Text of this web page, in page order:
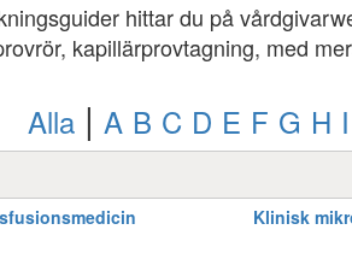
hittar du på
kapillärprovtagning, med
Alla| A B C D E F G H I
Klinisk